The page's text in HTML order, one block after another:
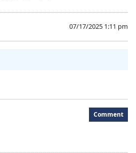
07/17/2025 1:11 pm
Comment